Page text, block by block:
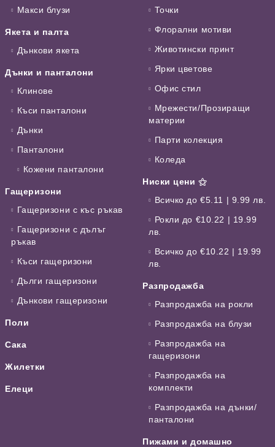
Макси блузи
Якета и палта
Дънкови якета
Дънки и панталони
Клинове
Къси панталони
Дънки
Панталони
Кожени панталони
Гащеризони
Гащеризони с къс ръкав
Гащеризони с дълъг
ръкав
Къси гащеризони
Дълги гащеризони
Дънкови гащеризони
Поли
Сака
Жилетки
Елеци
Точки
Флорални мотиви
Животински принт
Ярки цветове
Офис стил
Мрежести/Прозиращи
материи
Парти колекция
Коледа
Ниски цени ⚝
Всичко до €5.11 | 9.99 лв.
Рокли до €10.22 | 19.99
лв.
Всичко до €10.22 | 19.99
лв.
Разпродажба
Разпродажба на рокли
Разпродажба на блузи
Разпродажба на
гащеризони
Разпродажба на
комплекти
Разпродажба на дънки/
панталони
Пижами и домашно